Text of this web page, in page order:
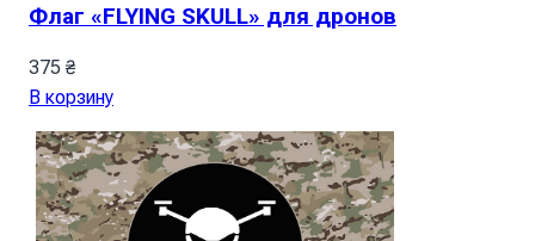
Флаг «FLYING SKULL» для дронов
375 ₴
В корзину